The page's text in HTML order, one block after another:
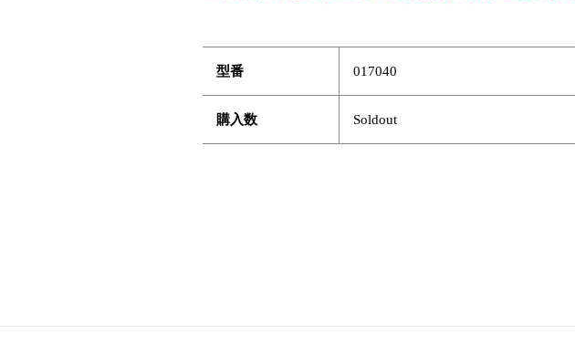
型番 017040
購入数 Soldout